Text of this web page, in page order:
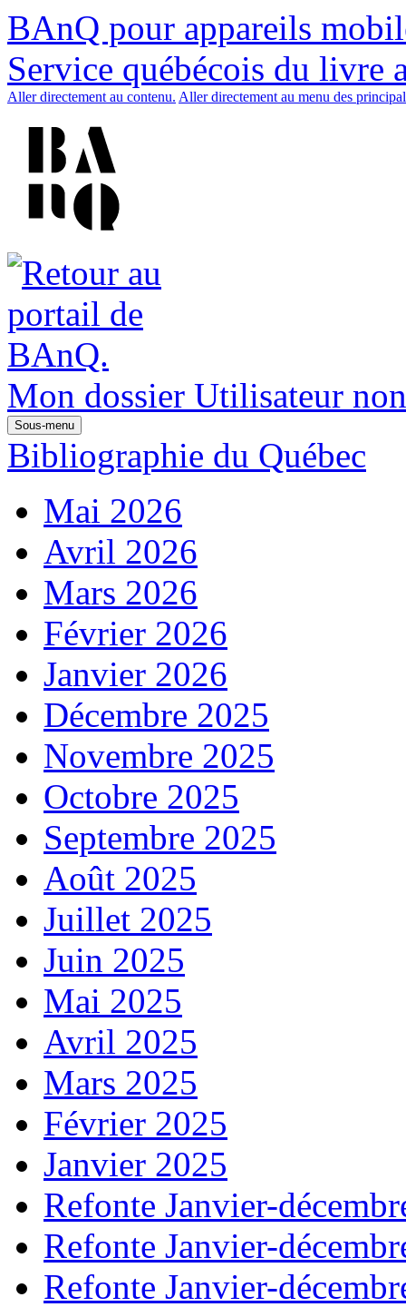
BAnQ pour appareils
Service québécois du livre
Aller directement au contenu. Aller directement au menu des
Mon dossier Utilisateur
Sous-menu
Bibliographie du Québec
Mai 2026
Avril 2026
Mars 2026
Février 2026
Janvier 2026
Décembre 2025
Novembre 2025
Octobre 2025
Septembre 2025
Août 2025
Juillet 2025
Juin 2025
Mai 2025
Avril 2025
Mars 2025
Février 2025
Janvier 2025
Refonte Janvier-
Refonte Janvier-
Refonte Janvier-